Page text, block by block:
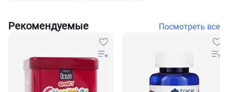
Рекомендуемые Посмотреть все